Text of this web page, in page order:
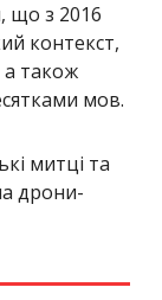
що з 2016
контекст,
а також
мов.
митці та
дрони-